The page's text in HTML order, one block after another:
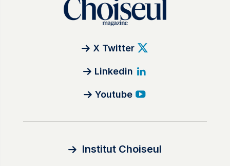
X Twitter
Linkedin
Youtube
Institut Choiseul